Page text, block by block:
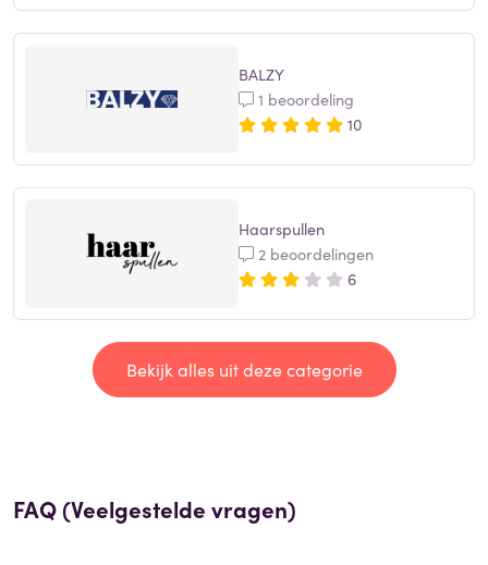
BALZY
1 beoordeling
10
Haarspullen
2 beoordelingen
6
Bekijk alles uit deze categorie
FAQ (Veelgestelde vragen)